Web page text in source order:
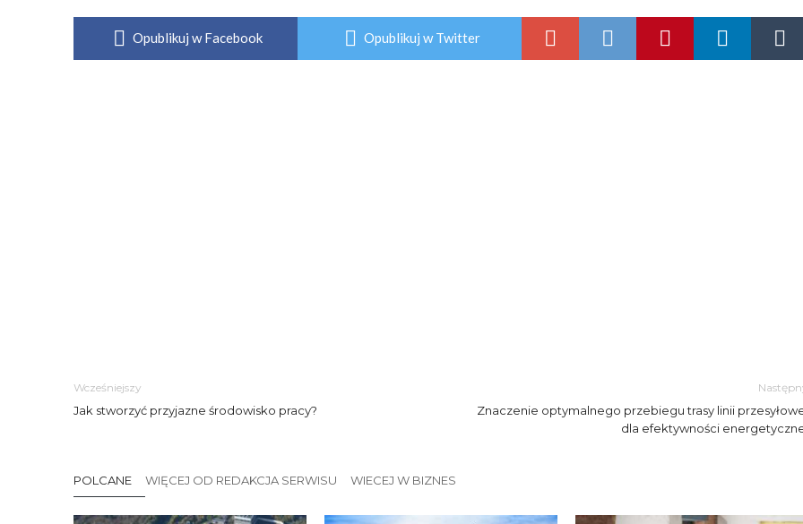
Opublikuj w Facebook Opublikuj w Twitter
Wcześniejszy
Jak stworzyć przyjazne środowisko pracy?
Znaczenie optymalnego przebiegu trasy linii
dla efektywności
POLCANE WIĘCEJ OD REDAKCJA SERWISU WIECEJ W BIZNES